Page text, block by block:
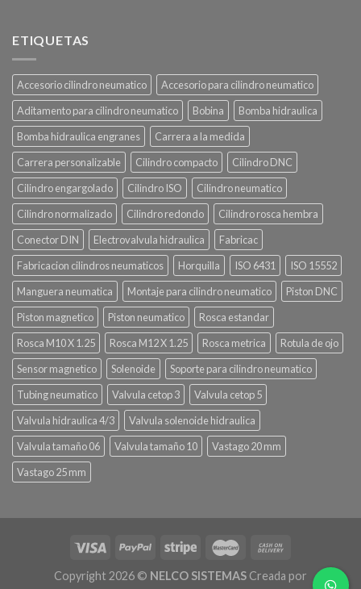
ETIQUETAS
Accesorio cilindro neumatico
Accesorio para cilindro neumatico
Aditamento para cilindro neumatico
Bobina
Bomba hidraulica
Bomba hidraulica engranes
Carrera a la medida
Carrera personalizable
Cilindro compacto
Cilindro DNC
Cilindro engargolado
Cilindro ISO
Cilindro neumatico
Cilindro normalizado
Cilindro redondo
Cilindro rosca hembra
Conector DIN
Electrovalvula hidraulica
Fabricac
Fabricacion cilindros neumaticos
Horquilla ISO 6431
ISO 15552
Manguera neumatica
Montaje para cilindro neumatico
Piston DNC
Piston magnetico
Piston neumatico
Rosca estandar
Rosca M10 X 1.25
Rosca M12 X 1.25 Rosca metrica
Rotula de ojo
Sensor magnetico
Solenoide
Soporte para cilindro neumatico
Tubing neumatico
Valvula cetop 3
Valvula cetop 5
Valvula hidraulica 4/3
Valvula solenoide hidraulica
Valvula tamaño 06
Valvula tamaño 10
Vastago 20 mm
Vastago 25 mm
Copyright 2026 © NELCO SISTEMAS Creada por